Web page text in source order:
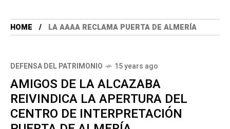
HOME LA AAAA RECLAMA PUERTA DE ALMERÍA
DEFENSA DEL PATRIMONIO 15 years ago
AMIGOS DE LA ALCAZABA
REIVINDICA LA APERTURA DEL
CENTRO DE INTERPRETACIÓN